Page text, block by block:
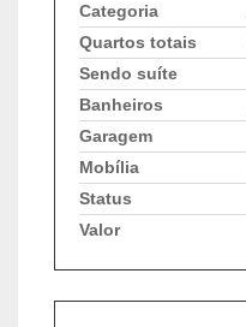
Categoria
Quartos totais
Sendo suíte
Banheiros
Garagem
Mobília
Status
Valor